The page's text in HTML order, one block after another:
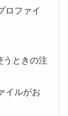
ロファイ
うときの注
イルがお